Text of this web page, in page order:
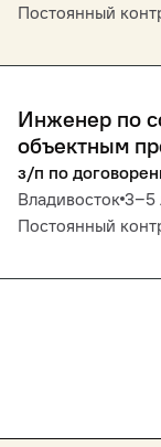
Постоянный
Инженер по
объектным
з/п по
Владивосток 3‒5
Постоянный